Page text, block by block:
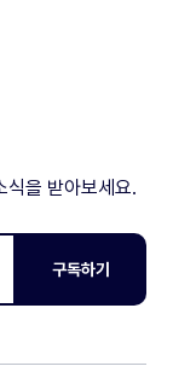
식을 받아보세요.
구독하기